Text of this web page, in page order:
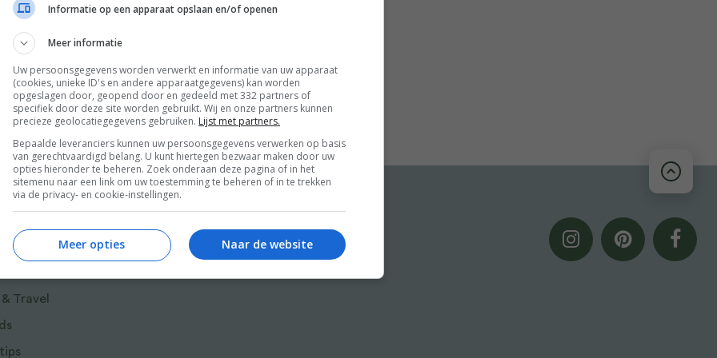
Naast de vertrouwde havermoutpap en
Moderne variaties op pap, en echte
Pap & porridge is een gezond ontbijt zo
hartige en zoete ingrediënten. Van
tot een frisse overnight oats met
van Food and Friends
Travel
Informatie op een apparaat opslaan en/of openen
Meer informatie
Uw persoonsgegevens worden verwerkt en informatie van uw apparaat
(cookies, unieke ID's en andere apparaatgegevens) kan worden
opgeslagen door, geopend door en gedeeld met 332 partners of
specifiek door deze site worden gebruikt. Wij en onze partners kunnen
precieze geolocatiegegevens gebruiken. Lijst met partners.
Bepaalde leveranciers kunnen uw persoonsgegevens verwerken op basis
van gerechtvaardigd belang. U kunt hiertegen bezwaar maken door uw
opties hieronder te beheren. Zoek onderaan deze pagina of in het
sitemenu naar een link om uw toestemming te beheren of in te trekken
via de privacy- en cookie-instellingen.
Naar de website
Meer opties